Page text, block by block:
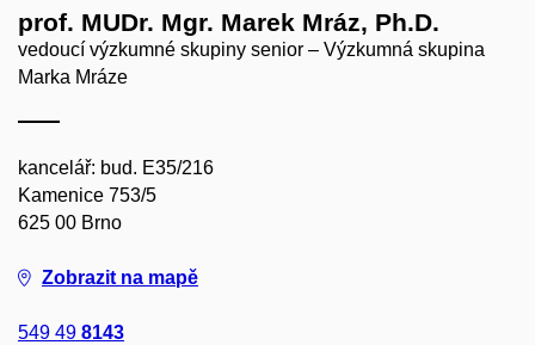
prof. MUDr. Mgr. Marek Mráz, Ph.D.
vedoucí výzkumné skupiny senior – Výzkumná skupina
Marka Mráze
kancelář: bud. E35/216
Kamenice 753/5
625 00 Brno
Zobrazit na mapě
549 49 8143